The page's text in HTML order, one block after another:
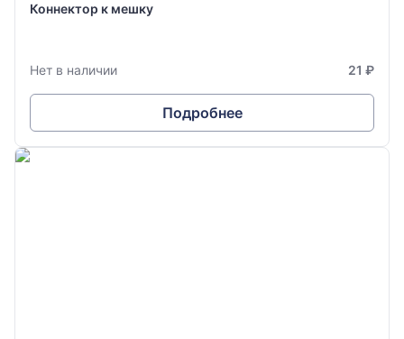
Коннектор к мешку
Нет в наличии 21 ₽
Подробнее